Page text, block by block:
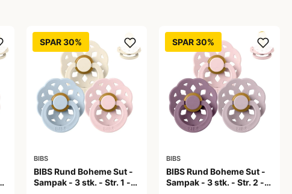
SPAR 30%
BIBS
BIBS Rund Boheme Sut -
Sampak - 3 stk. - Str. 1 -
SPAR 30%
BIBS
BIBS Rund Boheme Sut -
Sampak - 3 stk. - Str. 2 -